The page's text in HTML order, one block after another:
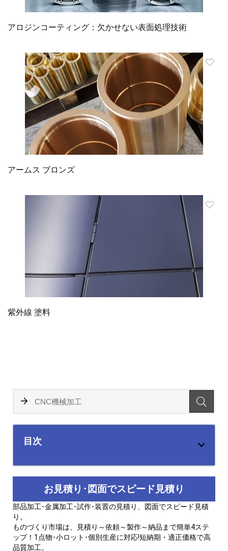
アロジンコーティング：欠かせない表面処理技術
アームス ブロンズ
紫外線 塗料
目次
お見積り･図面でスピード見積り
部品加工･金属加工･試作･装置の見積り、図面でスピード見積
り。
ものづくり市場は、見積り～依頼～製作～納品まで簡単4ステ
ップ！1点物･小ロット･個別生産に対応!短納期・適正価格で高
品質加工。